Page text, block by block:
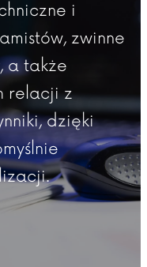
i
zwinne
a także
relacji z
dzięki